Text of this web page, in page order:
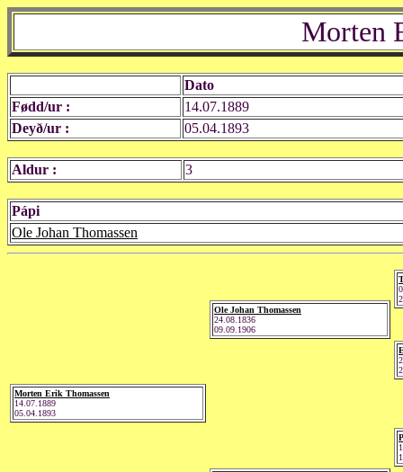
Morten
Dato
Fødd/ur :
14.07.1889
Deyð/ur :
05.04.1893
Aldur : 3
Pápi
Ole Johan Thomassen
Morten Erik Thomassen
14.07.1889
05.04.1893
Ole Johan Thomassen
24.08.1836
09.09.1906